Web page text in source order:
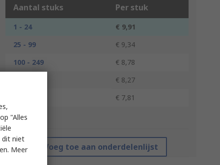
Aantal stuks Per stuk
1 - 24
€ 9,91
25 - 99
€ 9,34
100 - 249
€ 8,78
€ 8,27
€ 7,81
*prijsindicatie
Voeg toe aan onderdelenlijst
"Alles
dit niet
Meer